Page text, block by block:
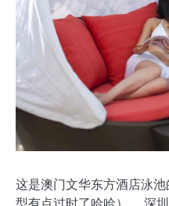
这是澳门文华东方酒店泳
型有点过时了哈哈）。 深